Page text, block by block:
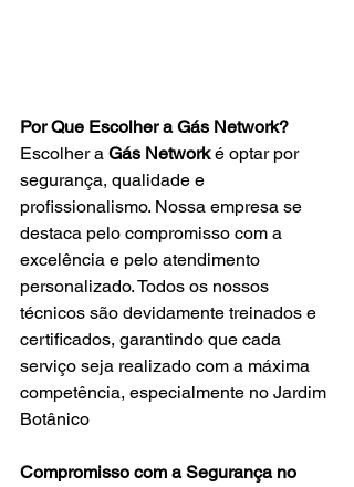
Por Que Escolher a Gás Network?
Escolher a Gás Network é optar por
segurança, qualidade e
profissionalismo. Nossa empresa se
destaca pelo compromisso com a
excelência e pelo atendimento
personalizado. Todos os nossos
técnicos são devidamente treinados e
certificados, garantindo que cada
serviço seja realizado com a máxima
competência, especialmente no Jardim
Botânico
Compromisso com a Segurança no